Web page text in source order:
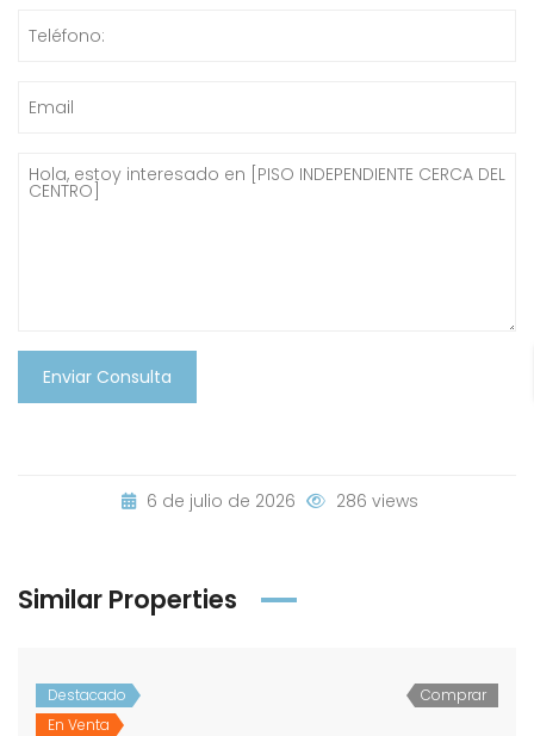
Enviar Consulta
6 de julio de 2026 286 views
Similar Properties
Destacado
En Venta
Comprar